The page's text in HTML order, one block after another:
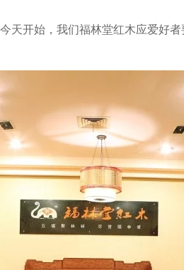
开始，我们福林堂红木应爱好